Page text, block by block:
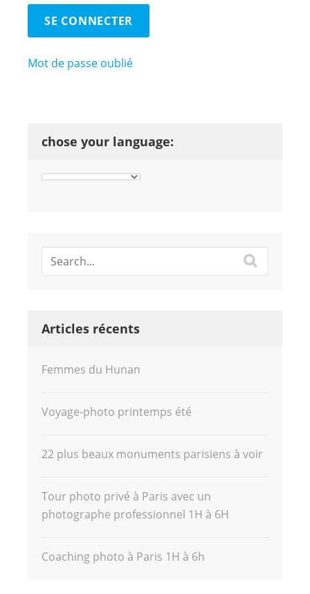
Mot de passe oublié
chose your language:
Articles récents
Femmes du Hunan
Voyage-photo printemps été
22 plus beaux monuments parisiens à voir
Tour photo privé à Paris avec un
photographe professionnel 1H à 6H
Coaching photo à Paris 1H à 6h